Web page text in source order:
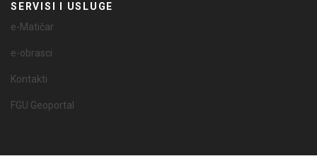
SERVISI I USLUGE
e-Matičar
e-obrasci
Kontakti
FGU Geoportal